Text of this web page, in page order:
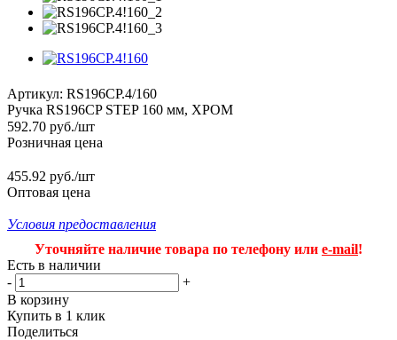
Артикул: RS196CP.4/160
Ручка RS196CP STEP 160 мм, ХРОМ
592.70 руб./шт
Розничная цена
455.92 руб./шт
Оптовая цена
Условия предоставления
Уточняйте наличие товара по телефону или e-mail!
Есть в наличии
-
+
В корзину
Купить в 1 клик
Поделиться